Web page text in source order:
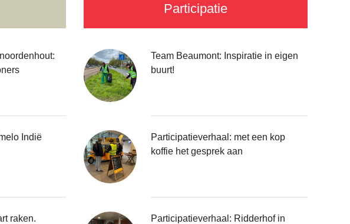
Indië
raken.
Participatie
Team Beaumont: Inspiratie in eigen
buurt!
Participatieverhaal: met een kop
koffie het gesprek aan
Participatieverhaal: Ridderhof in